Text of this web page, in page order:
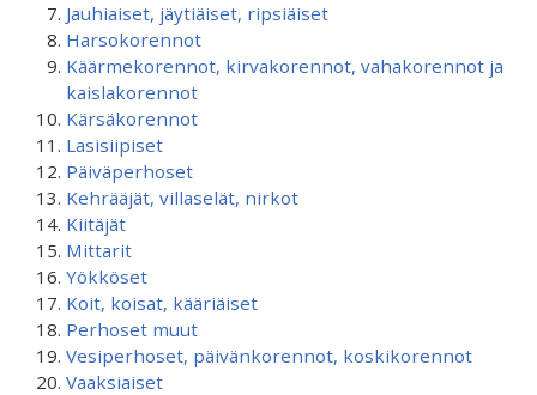
Jauhiaiset, jäytiäiset, ripsiäiset
Harsokorennot
Käärmekorennot, kirvakorennot, vahakorennot ja
kaislakorennot
Kärsäkorennot
Lasisiipiset
Päiväperhoset
Kehrääjät, villaselät, nirkot
Kiitäjät
Mittarit
Yökköset
Koit, koisat, kääriäiset
Perhoset muut
Vesiperhoset, päivänkorennot, koskikorennot
Vaaksiaiset